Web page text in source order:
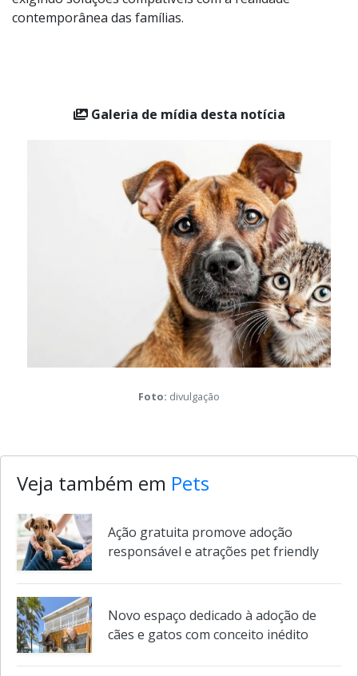
são chamados a enfrentar questões que até
Galeria de mídia desta notícia
Foto:divulgação
Veja também emPets
responsável e atrações pet friendly